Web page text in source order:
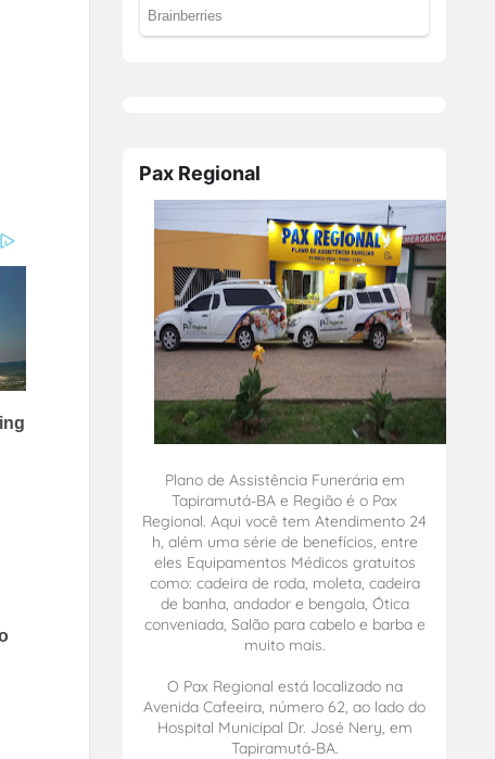
Pax Regional
Plano de Assistência Funerária em
Tapiramutá-BA e Região é o Pax
Regional. Aqui você tem Atendimento 24
h, além uma série de benefícios, entre
eles Equipamentos Médicos gratuitos
como: cadeira de roda, moleta, cadeira
de banha, andador e bengala, Ótica
conveniada, Salão para cabelo e barba e
muito mais.
O Pax Regional está localizado na
Avenida Cafeeira, número 62, ao lado do
Hospital Municipal Dr. José Nery, em
Tapiramutá-BA.